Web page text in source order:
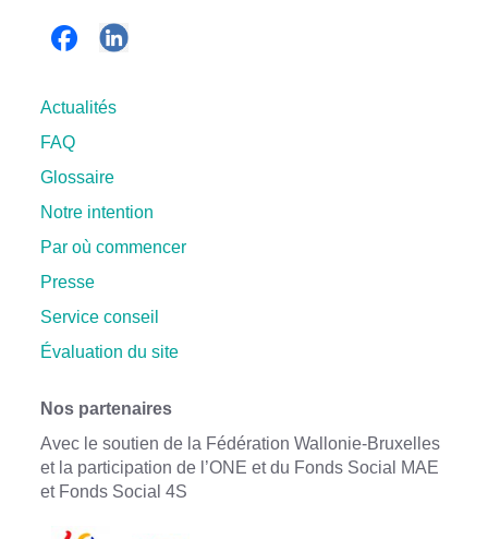
Actualités
FAQ
Glossaire
Notre intention
Par où commencer
Presse
Service conseil
Évaluation du site
Nos partenaires
Avec le soutien de la Fédération Wallonie-Bruxelles
et la participation de l’ONE et du Fonds Social MAE
et Fonds Social 4S